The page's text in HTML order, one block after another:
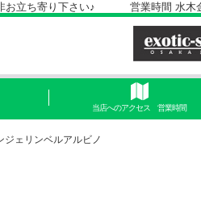
ち寄り下さい♪ 営業時間 水木金
当店へのアクセス 営業時間
ジェリンベルアルビノ